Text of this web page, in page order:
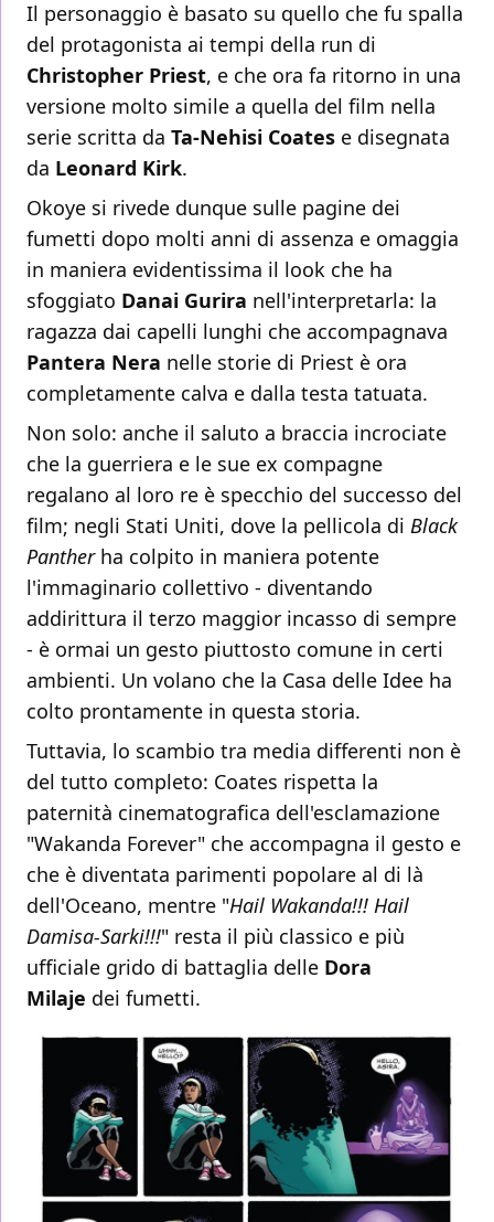
Il personaggio è basato su quello che fu spalla
del protagonista ai tempi della run di
Christopher Priest, e che ora fa ritorno in una
versione molto simile a quella del film nella
serie scritta da Ta-Nehisi Coates e disegnata
da Leonard Kirk.
Okoye si rivede dunque sulle pagine dei
fumetti dopo molti anni di assenza e omaggia
in maniera evidentissima il look che ha
sfoggiato Danai Gurira nell'interpretarla: la
ragazza dai capelli lunghi che accompagnava
Pantera Nera nelle storie di Priest è ora
completamente calva e dalla testa tatuata.
Non solo: anche il saluto a braccia incrociate
che la guerriera e le sue ex compagne
regalano al loro re è specchio del successo del
film; negli Stati Uniti, dove la pellicola di Black
Pantherha colpito in maniera potente
l'immaginario collettivo - diventando
addirittura il terzo maggior incasso di sempre
- è ormai un gesto piuttosto comune in certi
ambienti. Un volano che la Casa delle Idee ha
colto prontamente in questa storia.
Tuttavia, lo scambio tra media differenti non è
del tutto completo: Coates rispetta la
paternità cinematografica dell'esclamazione
"Wakanda Forever" che accompagna il gesto e
che è diventata parimenti popolare al di là
dell'Oceano, mentre "Hail Wakanda!!! Hail
Damisa-Sarki!!!" resta il più classico e più
ufficiale grido di battaglia delle Dora
Milaje dei fumetti.